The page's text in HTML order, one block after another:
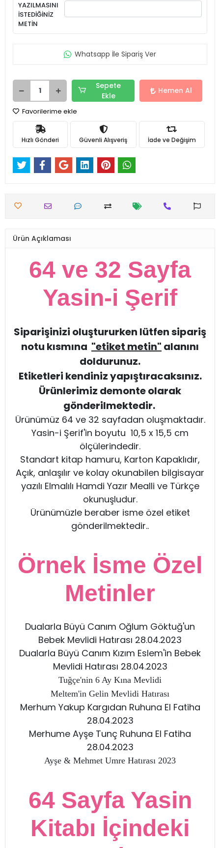
YAZILMASINI
İSTEDİĞİNİZ
METİN
Whatsapp İle Sipariş Ver
Sepete
Ekle
Hemen Al
Favorilerime ekle
Hızlı Gönderi Güvenli Alışveriş İade ve Değişim
Ürün Açıklaması
64 ve 32 Sayfa
Yasin-i Şerif
Siparişinizi oluştururken lütfen sipariş
notu kısmına "etiket metin" alanını
doldurunuz.
Etiketleri kendiniz yapıştıracaksınız.
Ürünlerimiz demonte olarak
gönderilmektedir.
Ürünümüz 64 ve 32 sayfadan oluşmaktadır.
Yasin-i Şerif'in boyutu 10,5 x 15,5 cm
ölçülerindedir.
Standart kitap hamuru, Karton Kapaklıdır,
Açık, anlaşılır ve kolay okunabilen bilgisayar
yazılı Elmalılı Hamdi Yazır Mealli ve Türkçe
okunuşludur.
Ürünümüzle beraber isme özel etiket
gönderilmektedir..
Örnek İsme Özel
Metinler
Dualarla Büyü Canım Oğlum Göktuğ'un
Bebek Mevlidi Hatırası 28.04.2023
Dualarla Büyü Canım Kızım Eslem'in Bebek
Mevlidi Hatırası 28.04.2023
Tuğçe'nin 6 Ay Kına Mevlidi
Meltem'in Gelin Mevlidi Hatırası
Merhum Yakup Kargıdan Ruhuna El Fatiha
28.04.2023
Merhume Ayşe Tunç Ruhuna El Fatiha
28.04.2023
Ayşe & Mehmet Umre Hatırası 2023
64 Sayfa Yasin
Kitabı İçindeki